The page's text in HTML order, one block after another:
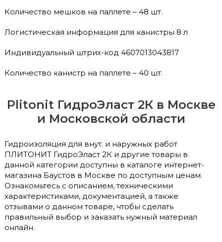
Количество мешков на паллете – 48 шт.
Логистическая информация для канистры 8 л
Индивидуальный штрих-код 4607013043817
Количество канистр на паллете – 40 шт.
Plitonit ГидроЭласт 2К в Москве
и Московской области
Гидроизоляция для внут. и наружных работ
ПЛИТОНИТ ГидроЭласт 2К и другие товары в
данной категории доступны в каталоге интернет-
магазина Баустов в Москве по доступным ценам.
Ознакомьтесь с описанием, техническими
характеристиками, документацией, а также
отзывами о данном товаре, чтобы сделать
правильный выбор и заказать нужный материал
онлайн.